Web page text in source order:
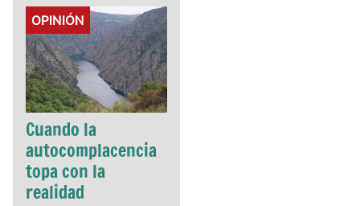
Details
OPINIÓN
Cuando la
autocomplacencia
topa con la
realidad